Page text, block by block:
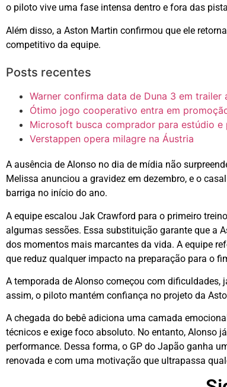
o piloto vive uma fase intensa dentro e fora das
Além disso, a Aston Martin confirmou que ele
competitivo da equipe.
Posts recentes
Warner confirma data de Duna 3 em trailer
Ótimo jogo cooperativo entra em
Microsoft busca comprador para estúdio
Verstappen opera milagre na Áustria
A ausência de Alonso no dia de mídia não
Melissa anunciou a gravidez em dezembro, e o
barriga no início do ano.
A equipe escalou Jak Crawford para o primeiro
algumas sessões. Essa substituição garante que a
dos momentos mais marcantes da vida. A equipe
que reduz qualquer impacto na preparação para o
A temporada de Alonso começou com
assim, o piloto mantém confiança no projeto da
A chegada do bebê adiciona uma camada
técnicos e exige foco absoluto. No entanto, Alonso
performance. Dessa forma, o GP do Japão ganha
renovada e com uma motivação que ultrapassa